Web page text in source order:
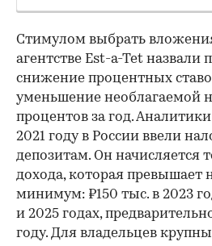
Стимулом выбрать
агентстве Est-a-Tet назвали
снижение процентных
уменьшение необлагаемой
процентов за год.
2021 году в России ввели
депозитам. Он начисляется
дохода, которая превышает
минимум: ₽150 тыс. в 2023
и 2025 годах,
году. Для владельцев